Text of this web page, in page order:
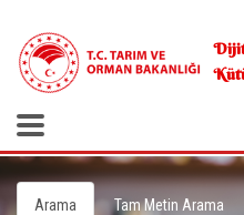
Arama Tam Metin Arama